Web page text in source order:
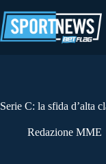
al
contenuto
Serie C: la sfida d’alta
Redazione MME